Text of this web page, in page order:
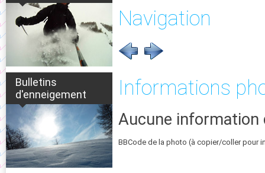
Bulletins
d'enneigement
Navigation
Informations
Aucune information
BBCode de la photo (à copier/coller pour